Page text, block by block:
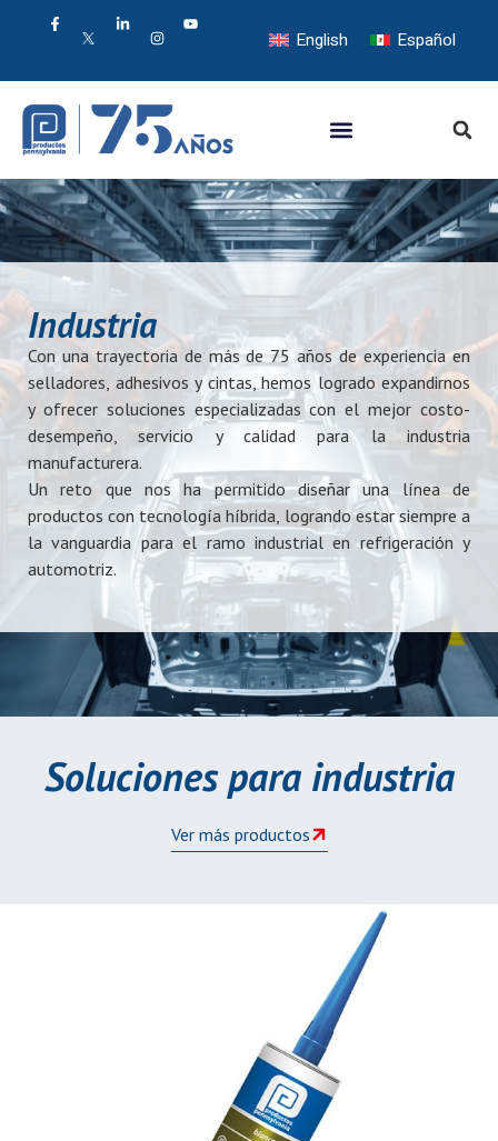
English Español
Industria
Con una trayectoria de más de 75 años de experiencia en
selladores, adhesivos y cintas, hemos logrado expandirnos
y ofrecer soluciones especializadas con el mejor costo-
desempeño, servicio y calidad para la industria
manufacturera.
Un reto que nos ha permitido diseñar una línea de
productos con tecnología híbrida, logrando estar siempre a
la vanguardia para el ramo industrial en refrigeración y
automotriz.
Soluciones para industria
Ver más productos